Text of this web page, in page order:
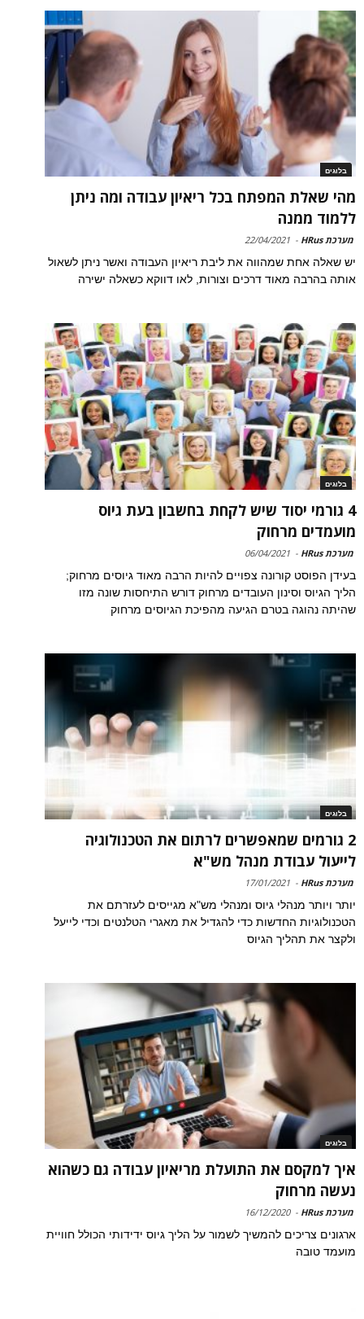
בלוגים
מהי שאלת המפתח בכל ריאיון עבודה ומה ניתן
ללמוד ממנה
מערכת HRus -
22/04/2021
יש שאלה אחת שמהווה את ליבת ריאיון העבודה ואשר ניתן לשאול
אותה בהרבה מאוד דרכים וצורות, לאו דווקא כשאלה ישירה
בלוגים
4 גורמי יסוד שיש לקחת בחשבון בעת גיוס
מועמדים מרחוק
מערכת HRus -
06/04/2021
בעידן הפוסט קורונה צפויים להיות הרבה מאוד גיוסים מרחוק;
הליך הגיוס וסינון העובדים מרחוק דורש התיחסות שונה מזו
שהיתה נהוגה בטרם הגיעה מהפיכת הגיוסים מרחוק
בלוגים
2 גורמים שמאפשרים לרתום את הטכנולוגיה
לייעול עבודת מנהל מש"א
מערכת HRus -
17/01/2021
יותר ויותר מנהלי גיוס ומנהלי מש"א מגייסים לעזרתם את
הטכנולוגיות החדשות כדי להגדיל את מאגרי הטלנטים וכדי לייעל
ולקצר את תהליך הגיוס
בלוגים
איך למקסם את התועלת מריאיון עבודה גם כשהוא
נעשה מרחוק
מערכת HRus -
16/12/2020
ארגונים צריכים להמשיך לשמור על הליך גיוס ידידותי הכולל חוויית
מועמד טובה